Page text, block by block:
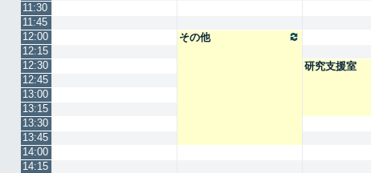
11:30
11:45
12:00
その他
12:15
12:30
研究支援室
12:45
13:00
13:15
13:30
13:45
14:00
14:15